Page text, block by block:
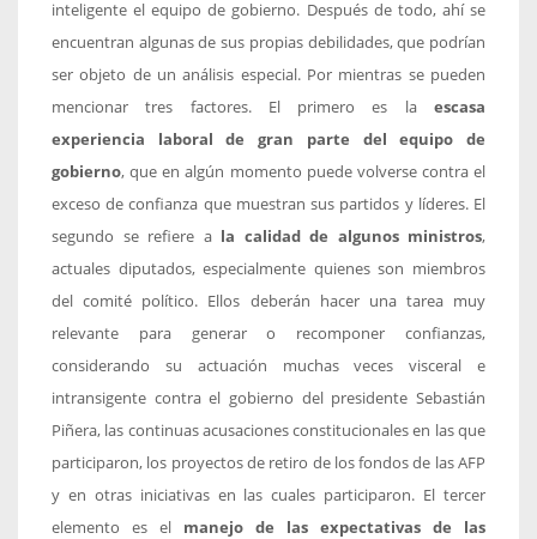
inteligente el equipo de gobierno. Después de todo, ahí se
encuentran algunas de sus propias debilidades, que podrían
ser objeto de un análisis especial. Por mientras se pueden
mencionar tres factores. El primero es la escasa
experiencia laboral de gran parte del equipo de
gobierno, que en algún momento puede volverse contra el
exceso de confianza que muestran sus partidos y líderes. El
segundo se refiere a la calidad de algunos ministros,
actuales diputados, especialmente quienes son miembros
del comité político. Ellos deberán hacer una tarea muy
relevante para generar o recomponer confianzas,
considerando su actuación muchas veces visceral e
intransigente contra el gobierno del presidente Sebastián
Piñera, las continuas acusaciones constitucionales en las que
participaron, los proyectos de retiro de los fondos de las AFP
y en otras iniciativas en las cuales participaron. El tercer
elemento es el manejo de las expectativas de las